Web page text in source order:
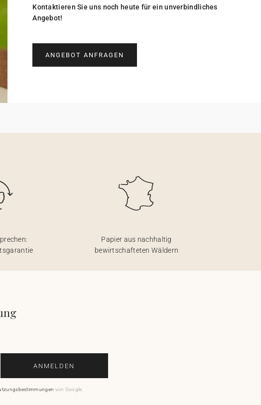
Kontaktieren Sie uns noch heute für ein unverbindliches
Angebot!
ANGEBOT ANFRAGEN
Papier aus nachhaltig
bewirtschafteten Wäldern
ANMELDEN
von Google.